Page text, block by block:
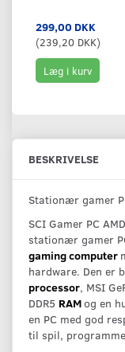
299,00 DKK
(239,20 DKK)
Læg i kurv
BESKRIVELSE
Stationær gamer
SCI Gamer PC
stationær gamer
gaming computer
hardware. Den er
processor, MSI
DDR5 RAMog en
en PC med god
til spil,